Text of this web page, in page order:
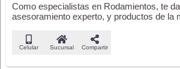
Como especialistas en Rodamientos, te
asesoramiento experto, y productos de la
Celular Sucursal Compartir